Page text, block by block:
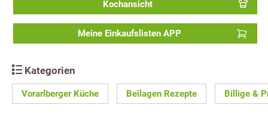
Kochansicht
Meine Einkaufslisten APP
Kategorien
Vorarlberger Küche Beilagen Rezepte Billige &